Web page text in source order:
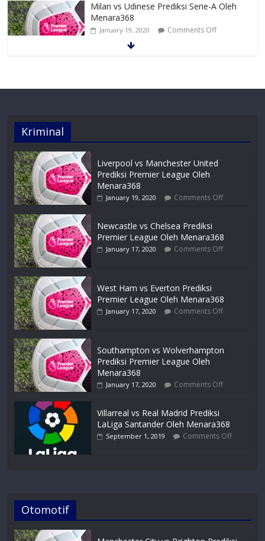
Milan vs Udinese Prediksi Serie-A Oleh
Menara368
January 19, 2020 Comments Off
Menara368
Kriminal
Liverpool vs Manchester United
Prediksi Premier League Oleh
Menara368
January 19, 2020 Comments Off
Newcastle vs Chelsea Prediksi
Premier League Oleh Menara368
January 17, 2020 Comments Off
West Ham vs Everton Prediksi
Premier League Oleh Menara368
January 17, 2020 Comments Off
Southampton vs Wolverhampton
Prediksi Premier League Oleh
Menara368
January 17, 2020 Comments Off
Villarreal vs Real Madrid Prediksi
LaLiga Santander Oleh Menara368
September 1, 2019 Comments Off
Otomotif